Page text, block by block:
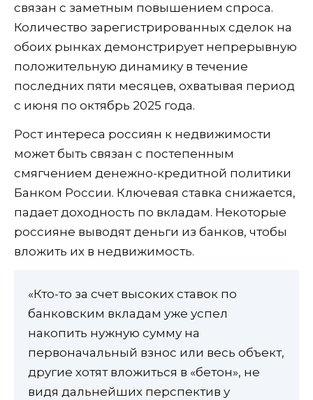
связан с заметным повышением спроса.
Количество зарегистрированных сделок на
обоих рынках демонстрирует непрерывную
положительную динамику в течение
последних пяти месяцев, охватывая период
с июня по октябрь 2025 года.
Рост интереса россиян к недвижимости
может быть связан с постепенным
смягчением денежно-кредитной политики
Банком России. Ключевая ставка снижается,
падает доходность по вкладам. Некоторые
россияне выводят деньги из банков, чтобы
вложить их в недвижимость.
«Кто-то за счет высоких ставок по
банковским вкладам уже успел
накопить нужную сумму на
первоначальный взнос или весь объект,
другие хотят вложиться в «бетон», не
видя дальнейших перспектив у